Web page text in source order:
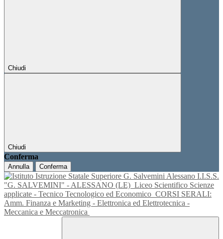
Chiudi
Chiudi
Conferma
Annulla Conferma
I.I.S.S.
"G. SALVEMINI" - ALESSANO (LE) Liceo Scientifico Scienze
applicate - Tecnico Tecnologico ed Economico CORSI SERALI:
Amm. Finanza e Marketing - Elettronica ed Elettrotecnica -
Meccanica e Meccatronica